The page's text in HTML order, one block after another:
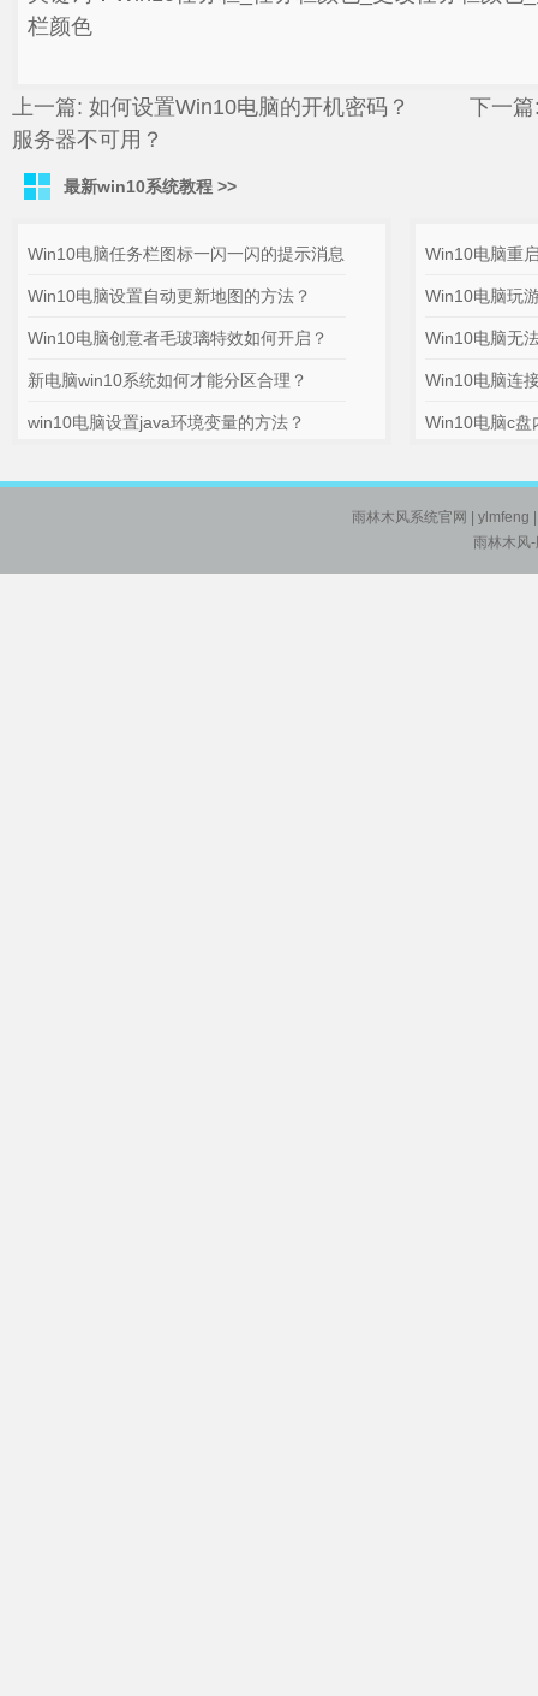
栏颜色
上一篇: 如何设置Win10电脑的开机密码？
下一
服务器不可用？
最新win10系统教程 >>
Win10电脑任务栏图标一闪一闪的提示消息
Win10电脑设置自动更新地图的方法？
Win10电脑创意者毛玻璃特效如何开启？
新电脑win10系统如何才能分区合理？
win10电脑设置java环境变量的方法？
Win10电脑重
Win10电脑玩
Win10电脑无
Win10电脑连
Win10电脑c盘
雨林木风系统官网 | ylmfeng
雨林木风